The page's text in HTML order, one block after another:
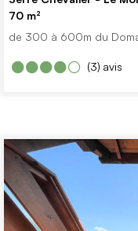
70 m²
de 300 à 600m du
avis
(3)